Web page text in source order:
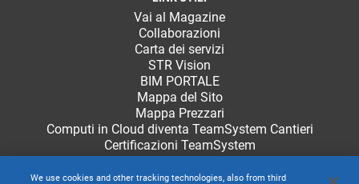
Vai al Magazine
Collaborazioni
Carta dei servizi
STR Vision
BIM PORTALE
Mappa del Sito
Mappa Prezzari
Computi in Cloud diventa TeamSystem Cantieri
Certificazioni TeamSystem
We use cookies and other tracking technologies, also from third